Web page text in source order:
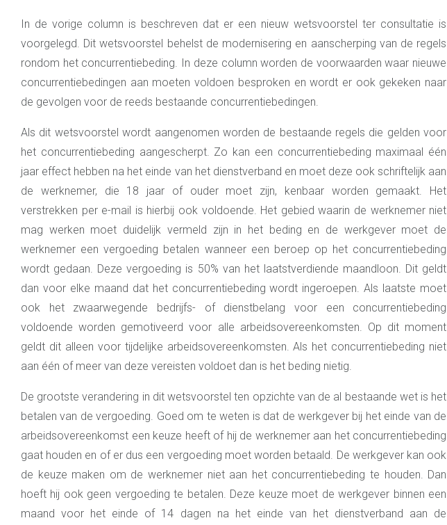
In de vorige column is beschreven dat er een nieuw wetsvoorstel ter consultatie is
voorgelegd. Dit wetsvoorstel behelst de modernisering en aanscherping van de regels
rondom het concurrentiebeding. In deze column worden de voorwaarden waar nieuwe
concurrentiebedingen aan moeten voldoen besproken en wordt er ook gekeken naar
de gevolgen voor de reeds bestaande concurrentiebedingen.
Als dit wetsvoorstel wordt aangenomen worden de bestaande regels die gelden voor
het concurrentiebeding aangescherpt. Zo kan een concurrentiebeding maximaal één
jaar effect hebben na het einde van het dienstverband en moet deze ook schriftelijk aan
de werknemer, die 18 jaar of ouder moet zijn, kenbaar worden gemaakt. Het
verstrekken per e-mail is hierbij ook voldoende. Het gebied waarin de werknemer niet
mag werken moet duidelijk vermeld zijn in het beding en de werkgever moet de
werknemer een vergoeding betalen wanneer een beroep op het concurrentiebeding
wordt gedaan. Deze vergoeding is 50% van het laatstverdiende maandloon. Dit geldt
dan voor elke maand dat het concurrentiebeding wordt ingeroepen. Als laatste moet
ook het zwaarwegende bedrijfs- of dienstbelang voor een concurrentiebeding
voldoende worden gemotiveerd voor alle arbeidsovereenkomsten. Op dit moment
geldt dit alleen voor tijdelijke arbeidsovereenkomsten. Als het concurrentiebeding niet
aan één of meer van deze vereisten voldoet dan is het beding nietig.
De grootste verandering in dit wetsvoorstel ten opzichte van de al bestaande wet is het
betalen van de vergoeding. Goed om te weten is dat de werkgever bij het einde van de
arbeidsovereenkomst een keuze heeft of hij de werknemer aan het concurrentiebeding
gaat houden en of er dus een vergoeding moet worden betaald. De werkgever kan ook
de keuze maken om de werknemer niet aan het concurrentiebeding te houden. Dan
hoeft hij ook geen vergoeding te betalen. Deze keuze moet de werkgever binnen een
maand voor het einde of 14 dagen na het einde van het dienstverband aan de